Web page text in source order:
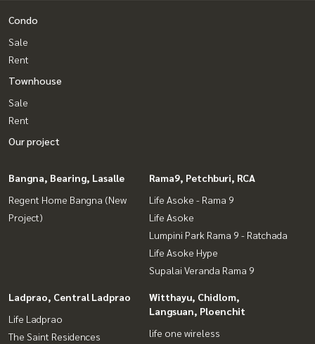
Condo
Sale
Rent
Townhouse
Sale
Rent
Our project
Bangna, Bearing, Lasalle
Regent Home Bangna (New
Project)
Rama9, Petchburi, RCA
Life Asoke - Rama 9
Life Asoke
Lumpini Park Rama 9 - Ratchada
Life Asoke Hype
Supalai Veranda Rama 9
Ladprao, Central Ladprao
Life Ladprao
The Saint Residences
Witthayu, Chidlom,
Langsuan, Ploenchit
life one wireless